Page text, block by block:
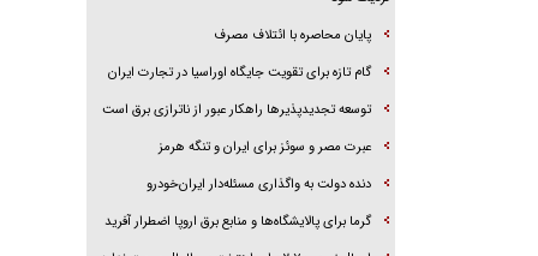
پایان محاصره با ائتلاف مصرف
گام تازه برای تقویت جایگاه اوراسیا در تجارت ایران
توسعه تجدیدپذیر‌ها راهکار عبور از ناترازی برق است
عبرت مصر و سوئز برای ایران و تنگه هرمز
دنده دولت به واگذاری مسئله‌دار ایران‌خودرو
گرما برای پالایشگاه‌ها و منابع برق اروپا اضطرار آفرید